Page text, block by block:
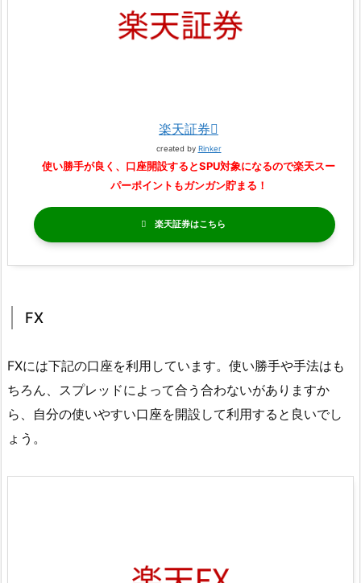
楽天証券
created by Rinker
使い勝手が良く、口座開設するとSPU対象になるので楽天スー
パーポイントもガンガン貯まる！
楽天証券
FX
FXには下記の口座を利用しています。使い勝手や手法はも
ちろん、スプレッドによって合う合わないがありますか
ら、自分の使いやすい口座を開設して利用すると良いでし
ょう。